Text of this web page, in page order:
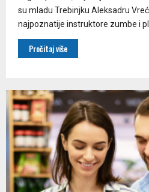
su mladu Trebinjku Aleksadru
najpoznatije instruktore zumbe i
Pročitaj više